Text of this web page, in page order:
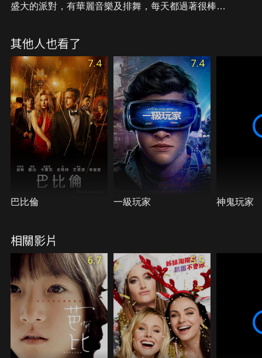
盛大的派對，有華麗音樂及排舞，每天都過著很棒的
了，變成扁平足。之後她決定與肯尼進入真實世界，
去探索事情的真相，並且引發一連串的意外事件。
其他人也看了
7.4
巴比倫
7.4
一級玩家 神鬼玩家
相關影片
6.7 5.5